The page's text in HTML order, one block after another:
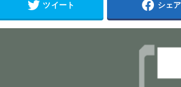
ツイート シェア